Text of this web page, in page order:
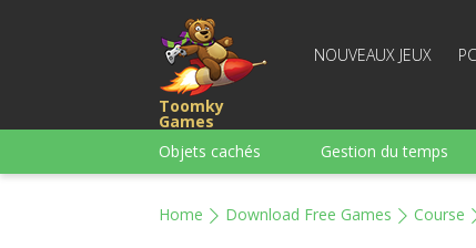
Toomky
Games
NOUVEAUX JEUX PC
Objets cachés Gestion du temps
Home Download Free Games Course